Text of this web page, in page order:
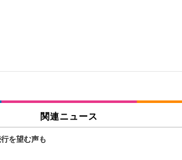
関連ニュース
を望む声も